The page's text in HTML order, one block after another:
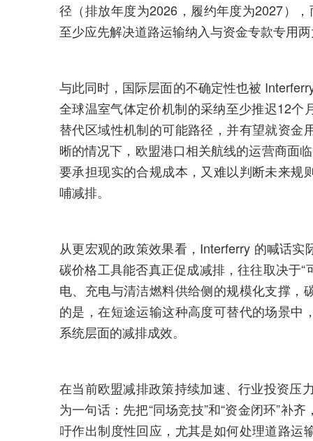
径（排放年度为2026，履约年度为2027）
至少应先解决道路运输纳入与资金专款专用
与此同时，国际层面的不确定性也被
全球温室气体定价机制的采纳至少推迟12
替代区域性机制的可能路径，并有望就资金
晰的情况下，欧盟港口相关航线的运营商面
要承担现实的合规成本，又难以判断未来规
哺减排。
从更宏观的政策效果看，Interferry 的喊话
碳价格工具能否真正促成减排，往往取决于“
电、充电与清洁燃料供给侧的规模化支撑，
的是，在短途运输这种高度可替代的场景中
系统层面的减排成效。
在当前欧盟减排政策持续加速、行业投资压
为一句话：先把“同场竞技”和“资金闭环”补
吁作出制度性回应，尤其是如何处理道路运